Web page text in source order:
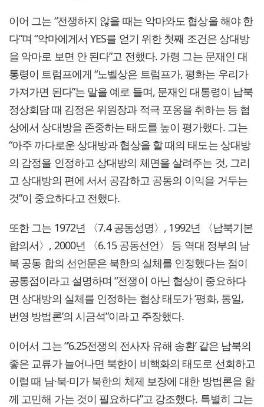
이어 그는 “전쟁하지 않을 때는 악마와도 협상을 해야 한
다”며 “악마에게서 YES를 얻기 위한 첫째 조건은 상대방
을 악마로 보면 안 된다”고 전했다. 가령 그는 문재인 대
통령이 트럼프에게 “노벨상은 트럼프가, 평화는 우리가
가져가면 된다”는 말을 예로 들며, 문재인 대통령이 남북
정상회담 때 김정은 위원장과 적극 포옹을 취하는 등 협
상에서 상대방을 존중하는 태도를 높이 평가했다. 그는
“아주 까다로운 상대방과 협상을 할 때의 태도는 상대방
의 감정을 인정하고 상대방의 체면을 살려주는 것, 그리
고 상대방의 편에 서서 공감하고 공통의 이익을 거두는
것”이 중요하다고 전했다.
또한 그는 1972년 〈7.4 공동성명〉, 1992년 〈남북기본
합의서〉, 2000년 〈6.15 공동선언〉 등 역대 정부의 남
북 공동 합의 선언문은 북한의 실체를 인정했다는 점이
공통점이라고 설명하며 “전쟁이 아닌 협상이 중요하다
면 상대방의 실체를 인정하는 협상 태도가 ‘평화, 통일,
번영 방법론’의 시금석”이라고 주장했다.
이어서 그는 “‘6.25전쟁의 전사자 유해 송환’ 같은 남북의
좋은 교류가 늘어나면 북한이 비핵화의 태도로 선회하고
이럴 때 남·북·미가 북한의 체제 보장에 대한 방법론을 함
께 고민해 가는 것이 필요하다”고 강조했다. 특별히 그는